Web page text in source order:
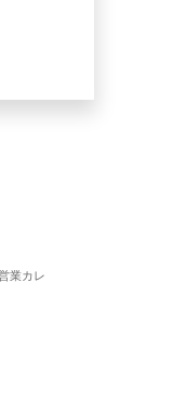
業カレ